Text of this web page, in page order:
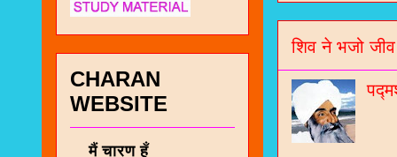
शिव ने भजो जीव
CHARAN
WEBSITE
मैं चारण हूँ